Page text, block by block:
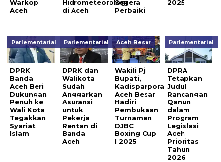
Warkop
Aceh
Hidrometeorologi
di Aceh
Segera
Perbaiki
2025
Parlementarial
DPRK
Banda
Aceh Beri
Dukungan
Penuh ke
Wali Kota
Tegakkan
Syariat
Islam
Parlementarial
DPRK dan
Walikota
Sudah
Anggarkan
Asuransi
untuk
Pekerja
Rentan di
Banda
Aceh
Aceh Besar
Wakili Pj
Bupati,
Kadisparpora
Aceh Besar
Hadiri
Pembukaan
Turnamen
DJBC
Boxing Cup
I 2025
Parlementarial
DPRA
Tetapkan
Judul
Rancangan
Qanun
dalam
Program
Legislasi
Aceh
Prioritas
Tahun
2026